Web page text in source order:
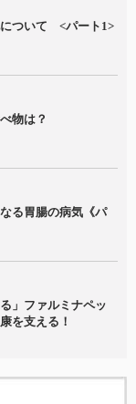
ついて <パート1>
物は？
る胃腸の病気《パ
」ファルミナペッ
を支える！